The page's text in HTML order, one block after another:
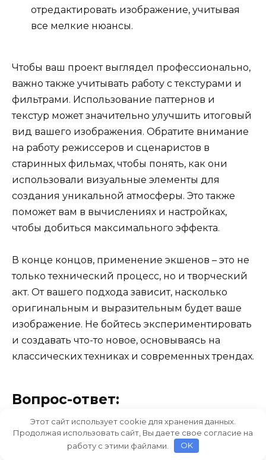
отредактировать изображение, учитывая
все мелкие нюансы.
Чтобы ваш проект выглядел профессионально,
важно также учитывать работу с текстурами и
фильтрами. Использование паттернов и
текстур может значительно улучшить итоговый
вид вашего изображения. Обратите внимание
на работу режиссеров и сценаристов в
старинных фильмах, чтобы понять, как они
использовали визуальные элементы для
создания уникальной атмосферы. Это также
поможет вам в вычислениях и настройках,
чтобы добиться максимального эффекта.
В конце концов, применение экшенов – это не
только технический процесс, но и творческий
акт. От вашего подхода зависит, насколько
оригинальным и выразительным будет ваше
изображение. Не бойтесь экспериментировать
и создавать что-то новое, основываясь на
классических техниках и современных трендах.
Вопрос-ответ:
Что такое экшен для превращения фото
в старый газетный снимок и где его
Этот сайт использует cookie для хранения данных.
Продолжая использовать сайт, Вы даете свое согласие на
работу с этими файлами.
OK